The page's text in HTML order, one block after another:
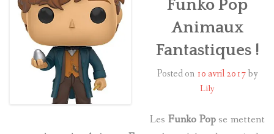
HARRY POTTER
LES ACTEURS
J.K. ROWLING
Funko Pop
Animaux
Fantastiques !
Posted on 10 avril 2017by
Lily
Les Funko Popse mettent